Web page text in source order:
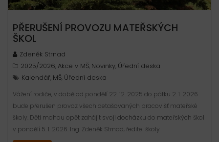
PŘERUŠENÍ PROVOZU MATEŘSKÝCH
ŠKOL
Zdeněk Strnad
2025/2026 Akce v MŠ Novinky Úřední deska
Kalendář MŠ Úřední deska
Vážení rodiče, v době od pondělí 22. 12. 2025 do pátku 2. 1. 2026
bude přerušen provoz všech detašovaných pracovišť mateřské
školy. Děti mohou opět zahájit svoji docházku do mateřských škol
v pondělí 5. 1. 2026. Ing. Zdeněk Strnad, ředitel školy